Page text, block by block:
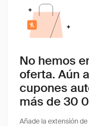
No hemos
oferta. Aún
cupones
más de 30
Añade la extensión